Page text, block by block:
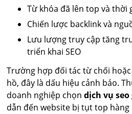
Từ khóa đã lên top và
Chiến lược backlink và
Lưu lượng truy cập tăng
triển khai SEO
Trường hợp đối tác từ chối
hồ, đây là dấu hiệu cảnh báo.
doanh nghiệp chọndịch vụ seo
dẫn đến website bị tụt top hàng